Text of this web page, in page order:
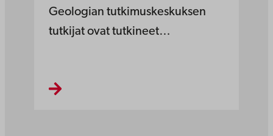
Geologian tutkimuskeskuksen
tutkijat ovat tutkineet…